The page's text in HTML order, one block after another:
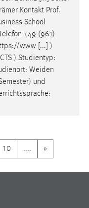
Kontakt Prof.
School
+49 (961)
www [...] )
) Studientyp:
Weiden
und
10 »